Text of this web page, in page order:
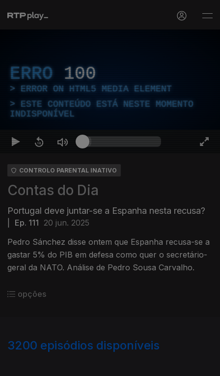
ERRO 100
ERROR ON HTML5 MEDIA ELEMENT
ESTE CONTEÚDO ESTÁ NESTE MOMENTO
INDISPONÍVEL
CONTROLO PARENTAL INATIVO
Contas do Dia
Portugal deve juntar-se a Espanha nesta recusa?
Ep. 111 20 jun. 2025
Pedro Sánchez disse ontem que Espanha recusa-se a
gastar 5% do PIB em defesa como quer o secretário-
geral da NATO. Análise de Pedro Sousa Carvalho.
opções
3200 episódios disponíveis